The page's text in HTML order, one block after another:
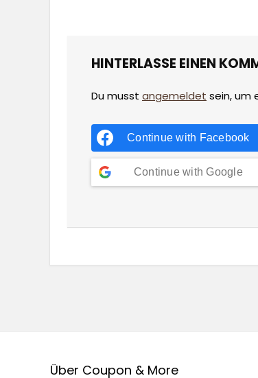
HINTERLASSE EINEN
Du musst angemeldet sein, um
Continue with Facebook
Continue with Google
Über Coupon & More